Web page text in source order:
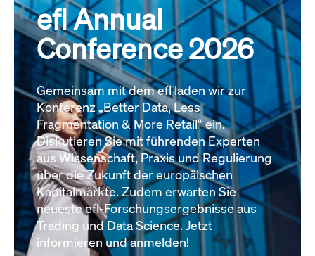
efl Annual
Conference 2026
Gemeinsam mit dem efl laden wir zur
Konferenz „Better Data, Less
Fragmentation & More Retail“ ein.
Diskutieren Sie mit führenden Experten
aus Wissenschaft, Praxis und Regulierung
über die Zukunft der europäischen
Kapitalmärkte. Zudem erwarten Sie
neueste efl-Forschungsergebnisse aus
Trading und Data Science. Jetzt
informieren und anmelden!